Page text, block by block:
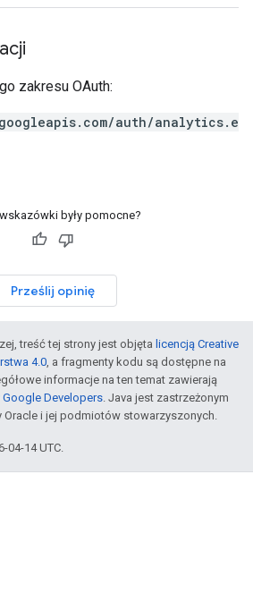
zakresu OAuth:
auth/analytics.e
były pomocne?
Prześlij opinię
treść tej strony jest objęta licencją Creative
4.0, a fragmenty kodu są dostępne na
informacje na ten temat zawierają
Developers. Java jest zastrzeżonym
Oracle i jej podmiotów stowarzyszonych.
04-14 UTC.